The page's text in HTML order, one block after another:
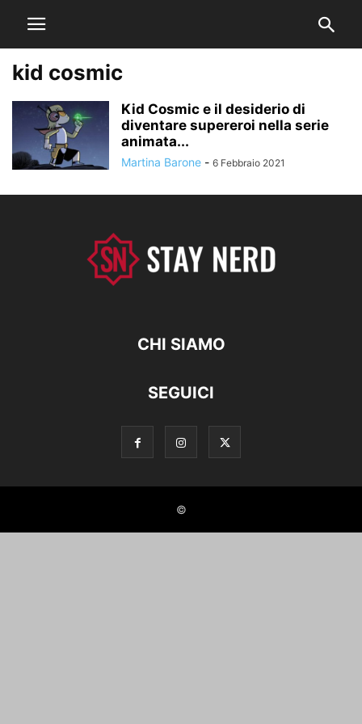
kid cosmic
Kid Cosmic e il desiderio di
diventare supereroi nella serie
animata...
Martina Barone - 6 Febbraio 2021
CHI SIAMO
SEGUICI
©